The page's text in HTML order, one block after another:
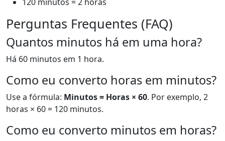
Perguntas Frequentes (FAQ)
Quantos minutos há em uma hora?
Há 60 minutos em 1 hora.
Como eu converto horas em minutos?
Use a fórmula: Minutos = Horas × 60. Por exemplo, 2
horas × 60 = 120 minutos.
Como eu converto minutos em horas?